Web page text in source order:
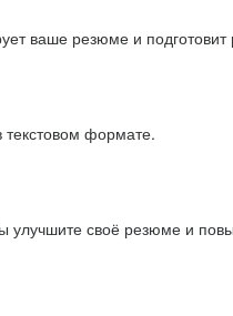
ваше резюме и
формате.
улучшите своё резюме и